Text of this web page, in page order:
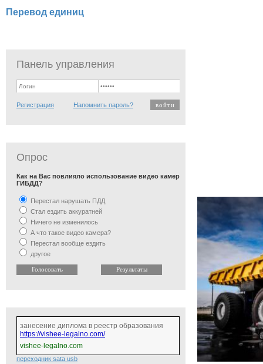
Перевод единиц
Панель управления
Регистрация Напомнить пароль?
Опрос
Как на Вас повлияло использование видео камер
ГИБДД?
Перестал нарушать ПДД
Стал ездить аккуратней
Ничего не изменилось
А что такое видео камера?
Перестал вообще ездить
другое
занесение диплома в реестр образования
https://vishee-legalno.com/
vishee-legalno.com
переходник sata usb